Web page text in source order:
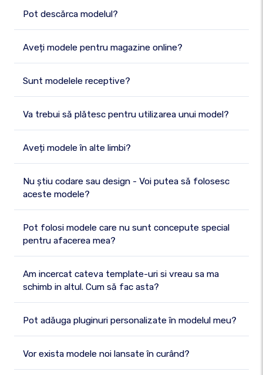
Pot descărca modelul?
Aveți modele pentru magazine online?
Sunt modelele receptive?
Va trebui să plătesc pentru utilizarea unui model?
Aveți modele în alte limbi?
Nu știu codare sau design - Voi putea să folosesc
aceste modele?
Pot folosi modele care nu sunt concepute special
pentru afacerea mea?
Am incercat cateva template-uri si vreau sa ma
schimb in altul. Cum să fac asta?
Pot adăuga pluginuri personalizate în modelul meu?
Vor exista modele noi lansate în curând?